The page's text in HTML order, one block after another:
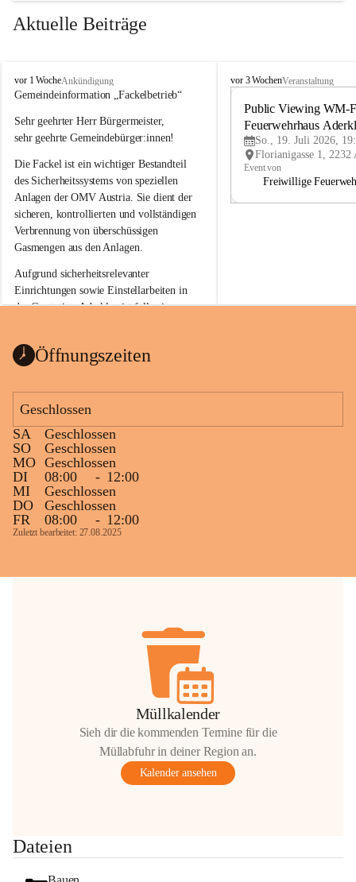
Aktuelle Beiträge
A
d
r
k
a
a
vor 1 WocheAnkündigung
Gemeindeinformation „Fackelbetrieb“
Sehr geehrter Herr Bürgermeister,
sehr geehrte Gemeindebürger:innen!
Die Fackel ist ein wichtiger Bestandteil
des Sicherheitssystems von speziellen
Anlagen der OMV Austria. Sie dient der
sicheren, kontrollierten und vollständigen
Verbrennung von überschüssigen
Gasmengen aus den Anlagen.
Aufgrund sicherheitsrelevanter
Einrichtungen sowie Einstellarbeiten in
der Gasstation Aderklaa ist fallweise
kommenden Tagen und Wochen wird
sein.
Die OMV Austria ist bemüht, für die
Bevölkerung ungewohnte, jedoch
technisch notwendige Betriebszustände so
kurz wie möglich zu halten.
Wir bitten daher die umliegende
Bevölkerung um Verständnis.
anrainer-service@omv.com
Bei Fragen, Anliegen oder Beschwerden.
Die OMV wird im Zuge von
A
vor 3 WochenVeranstaltung
Public Viewing WM-
Feuerwehrhaus
So., 19. Juli 2026,
Event von
Freiwillige
Öffnungszeiten
Geschlossen
SA
Geschlossen
SO
Geschlossen
MO Geschlossen
DI
08:00 - 12:00
MI
Geschlossen
DO
Geschlossen
FR
08:00 - 12:00
Zuletzt bearbeitet: 27.08.2025
Müllkalender
Sieh dir die kommenden Termine für die
Müllabfuhr in deiner Region an.
Kalender ansehen
Dateien